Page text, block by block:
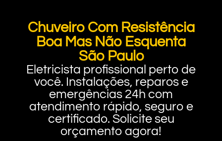
Chuveiro Com Resistência
Boa Mas Não Esquenta
São Paulo
Eletricista profissional perto de
você. Instalações, reparos e
emergências 24h com
atendimento rápido, seguro e
certificado. Solicite seu
orçamento agora!